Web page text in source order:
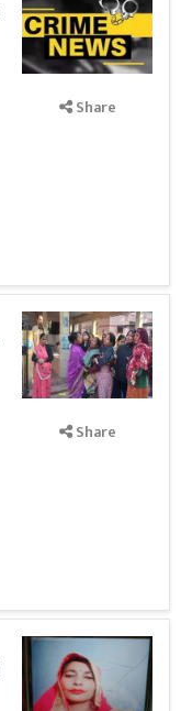
Share
Share